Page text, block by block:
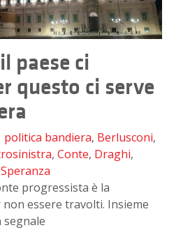
paese ci
questo ci serve
politica bandiera, Berlusconi,
, Conte, Draghi,
Speranza
progressista è la
essere travolti. Insieme